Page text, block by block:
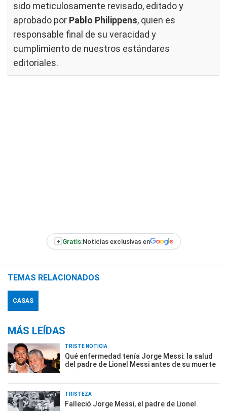
sido meticulosamente revisado, editado y
aprobado por Pablo Philippens, quien es
responsable final de su veracidad y
cumplimiento de nuestros estándares
editoriales.
+ Gratis:Noticias exclusivas en
TEMAS RELACIONADOS
CASAS
MÁS LEÍDAS
TRISTE NOTICIA
Qué enfermedad tenía Jorge Messi: la salud
del padre de Lionel Messi antes de su muerte
TRISTEZA
Falleció Jorge Messi, el padre de Lionel